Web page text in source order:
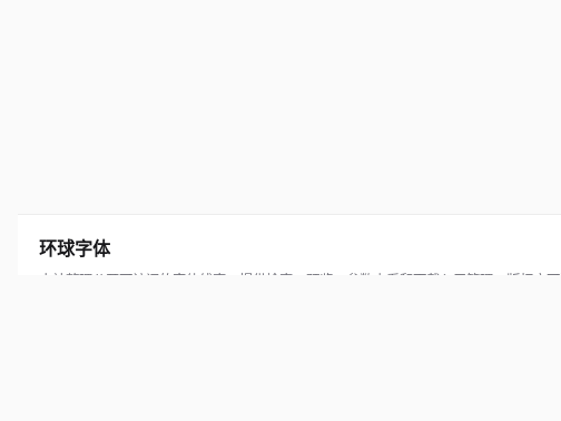
环球字体
本站整理公开可访问的字体线索，提供检索、预览、参数查看和下载入口管理。版权方